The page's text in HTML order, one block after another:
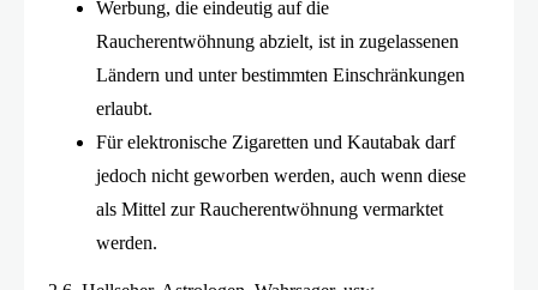
Werbung, die eindeutig auf die
Raucherentwöhnung abzielt, ist in zugelassenen
Ländern und unter bestimmten Einschränkungen
erlaubt.
Für elektronische Zigaretten und Kautabak darf
jedoch nicht geworben werden, auch wenn diese
als Mittel zur Raucherentwöhnung vermarktet
werden.